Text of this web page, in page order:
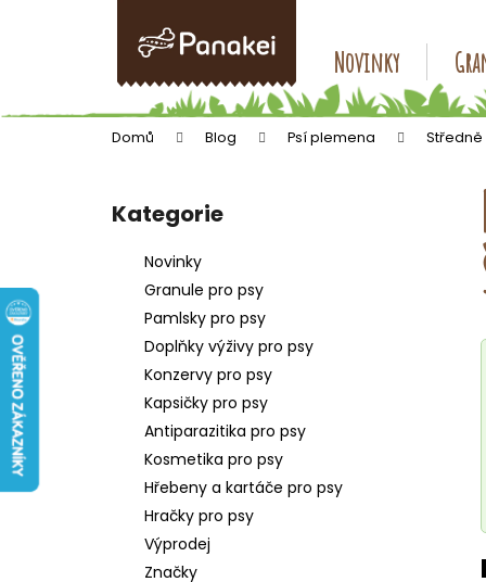
Novinky
Domů Blog Psí plemena
Přeskočit
kategorie
Kategorie
Novinky
Granule pro psy
Pamlsky pro psy
Doplňky výživy pro psy
Konzervy pro psy
Kapsičky pro psy
Antiparazitika pro psy
Kosmetika pro psy
Hřebeny a kartáče pro psy
Hračky pro psy
Výprodej
Značky
k
obchodu
obchodu